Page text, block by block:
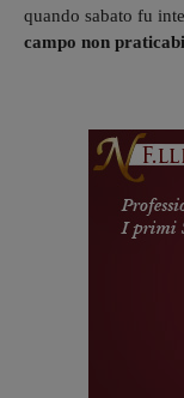
quando sabato fu
campo non